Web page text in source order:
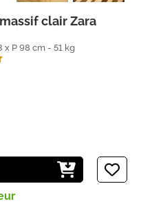
clair Zara
P 98 cm - 51 kg